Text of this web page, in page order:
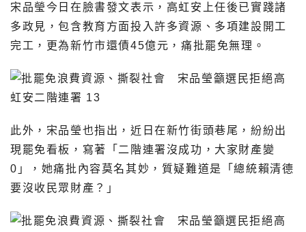
宋品瑩今日在臉書發文表示，高虹安上任後已實踐諸
多政見，包含教育方面投入許多資源、多項建設開工
完工，更為新竹市還債45億元，痛批罷免無理。
此外，宋品瑩也指出，近日在新竹街頭巷尾，紛紛出
現罷免看板，寫著「二階連署沒成功，大家財產變
0」，她痛批內容莫名其妙，質疑難道是「總統賴清德
要沒收民眾財產？」